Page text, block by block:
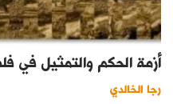
أزمة الحكم والتمثيل في
رجا الخالدي